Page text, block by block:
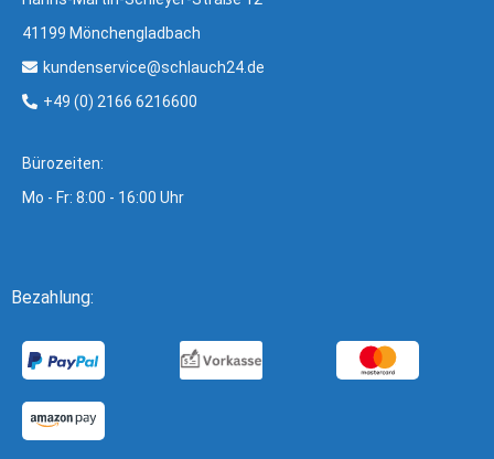
41199 Mönchengladbach
kundenservice@schlauch24.de
+49 (0) 2166 6216600
Bürozeiten:
Mo - Fr: 8:00 - 16:00 Uhr
Bezahlung: